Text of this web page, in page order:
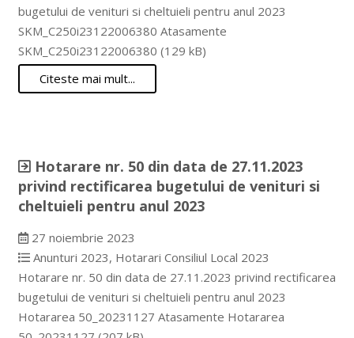
bugetului de venituri si cheltuieli pentru anul 2023
SKM_C250i23122006380 Atasamente
SKM_C250i23122006380 (129 kB)
Citeste mai mult...
Hotarare nr. 50 din data de 27.11.2023
privind rectificarea bugetului de venituri si
cheltuieli pentru anul 2023
27 noiembrie 2023
Anunturi 2023, Hotarari Consiliul Local 2023
Hotarare nr. 50 din data de 27.11.2023 privind rectificarea
bugetului de venituri si cheltuieli pentru anul 2023
Hotararea 50_20231127 Atasamente Hotararea